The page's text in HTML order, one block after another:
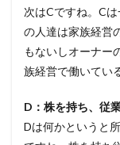
次はCですね。C
の人達は家族経営
もないしオーナー
族経営で働いてい
D：株を持ち、従
Dは何かというと